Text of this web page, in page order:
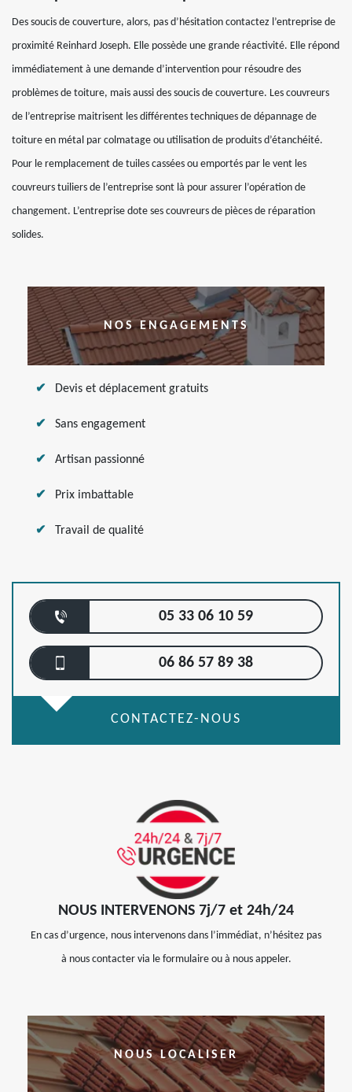
Des soucis de couverture, alors, pas d’hésitation contactez l’entreprise de
proximité Reinhard Joseph. Elle possède une grande réactivité. Elle répond
immédiatement à une demande d’intervention pour résoudre des
problèmes de toiture, mais aussi des soucis de couverture. Les couvreurs
de l’entreprise maitrisent les différentes techniques de dépannage de
toiture en métal par colmatage ou utilisation de produits d’étanchéité.
Pour le remplacement de tuiles cassées ou emportés par le vent les
couvreurs tuiliers de l’entreprise sont là pour assurer l’opération de
changement. L’entreprise dote ses couvreurs de pièces de réparation
solides.
NOS ENGAGEMENTS
Devis et déplacement gratuits
Sans engagement
Artisan passionné
Prix imbattable
Travail de qualité
05 33 06 10 59
06 86 57 89 38
CONTACTEZ-NOUS
NOUS INTERVENONS 7j/7 et 24h/24
En cas d’urgence, nous intervenons dans l’immédiat, n’hésitez pas
à nous contacter via le formulaire ou à nous appeler.
NOUS LOCALISER